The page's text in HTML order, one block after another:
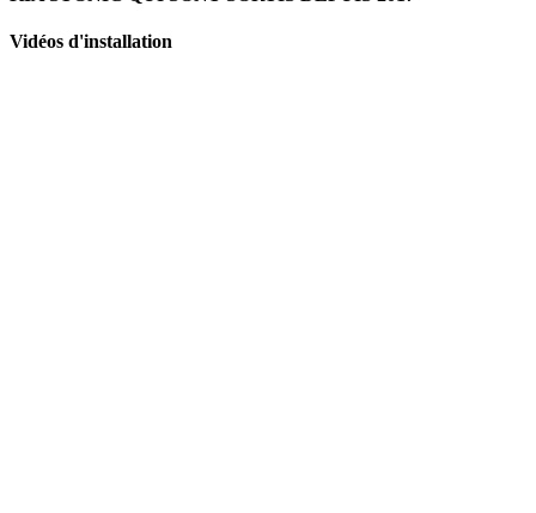
Vidéos d'installation